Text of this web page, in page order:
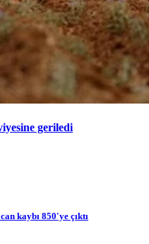
geriledi
kaybı 850'ye çıktı